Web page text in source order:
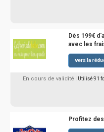
Dès 199€
avec les
vers la
En cours de validité | Utilisé 91
Profitez